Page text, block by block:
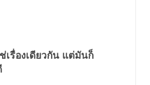
เรื่องเดียวกัน แต่มันก็